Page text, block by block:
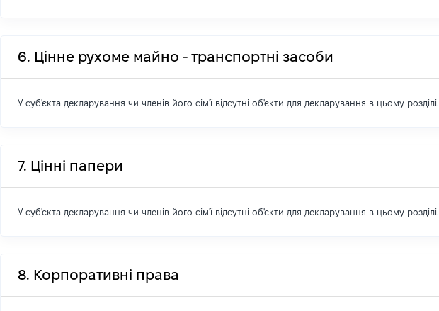
6. Цінне рухоме майно - транспортні засоби
У суб'єкта декларування чи членів його сім'ї відсутні об'єкти для декларування в цьому розділі.
7. Цінні папери
У суб'єкта декларування чи членів його сім'ї відсутні об'єкти для декларування в цьому розділі.
8. Корпоративні права